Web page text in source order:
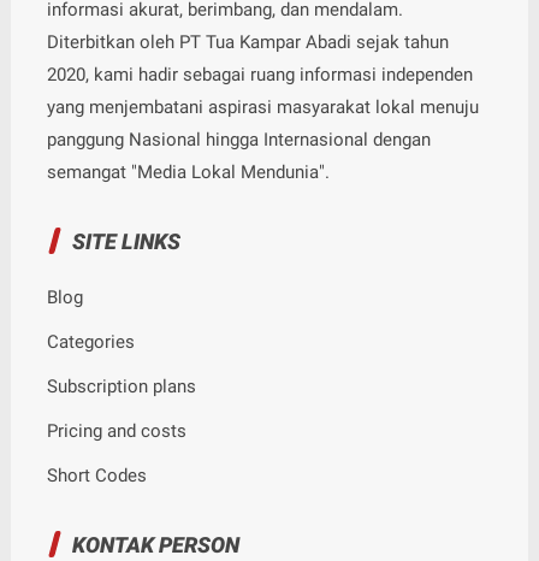
informasi akurat, berimbang, dan mendalam.
Diterbitkan oleh PT Tua Kampar Abadi sejak tahun
2020, kami hadir sebagai ruang informasi independen
yang menjembatani aspirasi masyarakat lokal menuju
panggung Nasional hingga Internasional dengan
semangat "Media Lokal Mendunia".
SITE LINKS
Blog
Categories
Subscription plans
Pricing and costs
Short Codes
KONTAK PERSON